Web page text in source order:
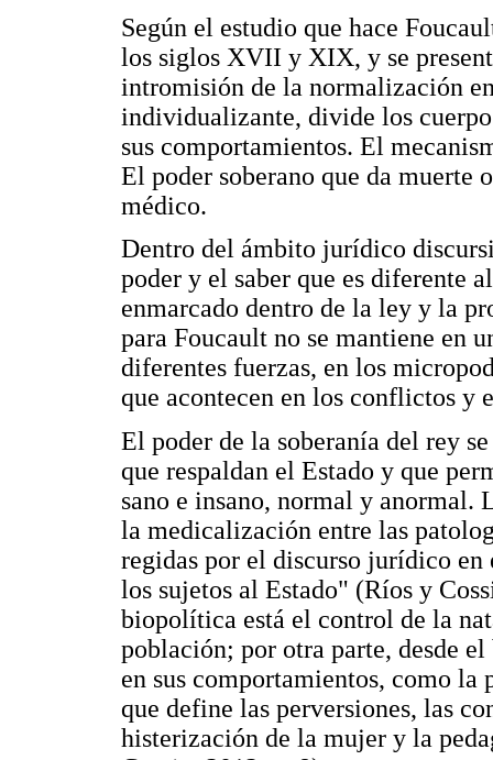
Según el estudio que hace
los siglos XVII y XIX, y se
intromisión de la normalización
individualizante, divide los
sus comportamientos. El
El poder soberano que da muerte
médico.
Dentro del ámbito jurídico
poder y el saber que es diferente
enmarcado dentro de la ley y la
para Foucault no se mantiene en
diferentes fuerzas, en los
que acontecen en los conflictos y
El poder de la soberanía del rey
que respaldan el Estado y que
sano e insano, normal y
la medicalización entre las
regidas por el discurso jurídico
los sujetos al Estado" (Ríos y
biopolítica está el control de la
población; por otra parte, desde
en sus comportamientos, como
que define las perversiones, las
histerización de la mujer y la